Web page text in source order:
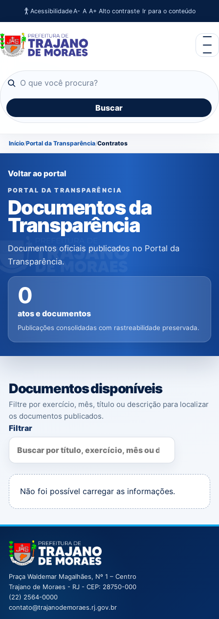
AcessibilidadeA- A A+ Alto contraste Ir para o conteúdo
O que você procura?
Buscar
Início Portal da Transparência Contratos
Voltar ao portal
PORTAL DA TRANSPARÊNCIA
Documentos da
Transparência
Documentos oficiais publicados no Portal da
Transparência.
0
atos e documentos
Publicações consolidadas com rastreabilidade preservada.
Documentos disponíveis
Filtre por exercício, mês, título ou descrição para localizar
os documentos publicados.
Filtrar
Não foi possível carregar as informações.
Prefeitura Municipal de Trajano de Moraes
Praça Waldemar Magalhães, Nº 1 – Centro
Trajano de Moraes - RJ - CEP: 28750-000
(22) 2564-0000
contato@trajanodemoraes.rj.gov.br